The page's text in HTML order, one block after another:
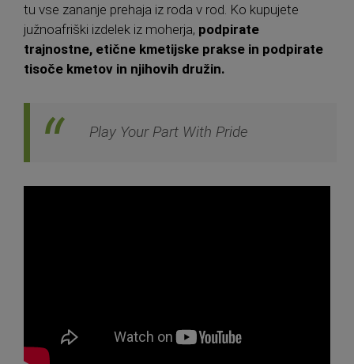
tu vse zananje prehaja iz roda v rod. Ko kupujete
južnoafriški izdelek iz moherja, podpirate
trajnostne, etične kmetijske prakse in podpirate
tisoče kmetov in njihovih družin.
Play Your Part With Pride